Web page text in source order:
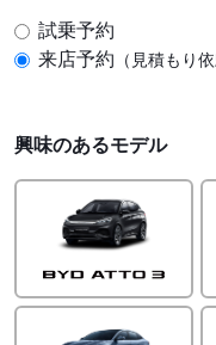
試乗予約
来店予約 （見積もり
興味のあるモデル